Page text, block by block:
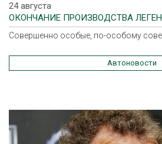
24 августа
ОКОНЧАНИЕ ПРОИЗВОДСТВА
Совершенно особые, по-особому
Автоновости